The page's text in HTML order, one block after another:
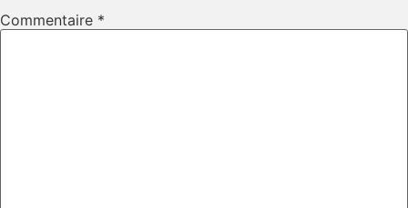
Commentaire *